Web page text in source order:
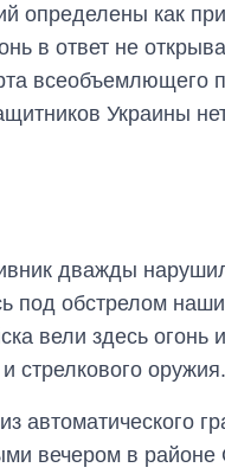
определены как
в ответ не
всеобъемлющего
Украины
дважды
под обстрелом
вели здесь огонь
стрелкового оружия.
автоматического
вечером в районе